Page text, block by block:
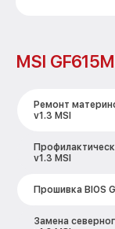
MSI
Ремонт
v1.3 MSI
v1.3 MSI
Прошивка BIOS
Замена